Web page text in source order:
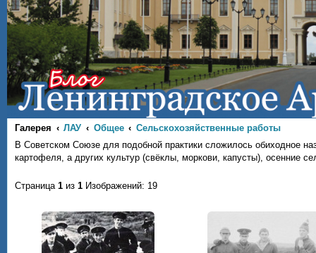
Галерея ЛАУ Общее
Сельскохозяйственные работы
В Советском Союзе для подобной практики сложилось обиходное
картофеля, а других культур (свёклы, моркови, капусты), осенние
Страница 1 из 1 Изображений: 19